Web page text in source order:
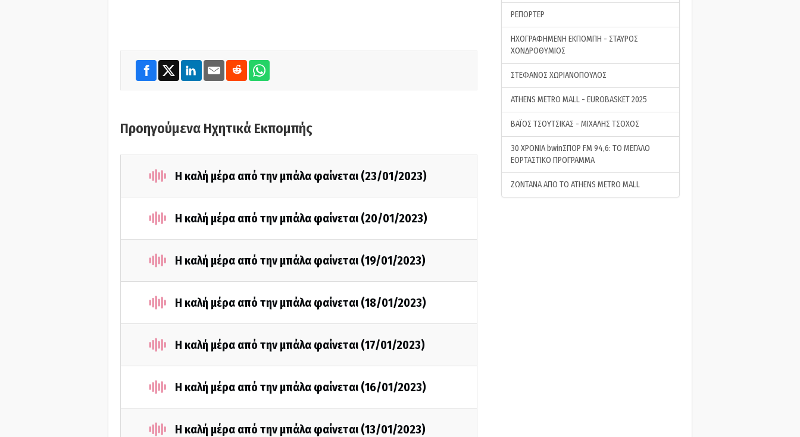
Προηγούμενα Ηχητικά Εκπομπής
Η καλή μέρα από την μπάλα φαίνεται (23/01/2023)
Η καλή μέρα από την μπάλα φαίνεται (20/01/2023)
Η καλή μέρα από την μπάλα φαίνεται (19/01/2023)
Η καλή μέρα από την μπάλα φαίνεται (18/01/2023)
Η καλή μέρα από την μπάλα φαίνεται (17/01/2023)
Η καλή μέρα από την μπάλα φαίνεται (16/01/2023)
Η καλή μέρα από την μπάλα φαίνεται (13/01/2023)
ΡΕΠΟΡΤΕΡ
ΗΧΟΓΡΑΦΗΜΕΝΗ ΕΚΠΟΜΠΗ - ΣΤΑΥΡΟΣ
ΧΟΝΔΡΟΘΥΜΙΟΣ
ΣΤΕΦΑΝΟΣ ΧΩΡΙΑΝΟΠΟΥΛΟΣ
ATHENS METRO MALL - EUROBASKET 2025
ΒΑΪΟΣ ΤΣΟΥΤΣΙΚΑΣ - ΜΙΧΑΛΗΣ ΤΣΟΧΟΣ
30 ΧΡΟΝΙΑ bwinΣΠΟΡ FM 94,6: ΤΟ ΜΕΓΑΛΟ
ΕΟΡΤΑΣΤΙΚΟ ΠΡΟΓΡΑΜΜΑ
ΖΩΝΤΑΝΑ ΑΠΟ ΤΟ ATHENS METRO MALL